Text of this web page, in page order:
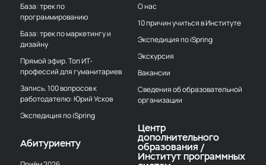
База: трек по
программированию
База: трек по маркетингу и
дизайну
Прямой эфир. Топ ИТ-
профессий для гуманитариев
Запись. 100 вопросов к
работодателю: Юрий Усков
Экспедиция по iSpring
Абитуриенту
О нас
10 причин учиться в Институте
Экспедиция по iSpring
Экскурсия
Вакансии
Сведения об образовательной
организации
Центр
дополнительного
образования /
Институт программных